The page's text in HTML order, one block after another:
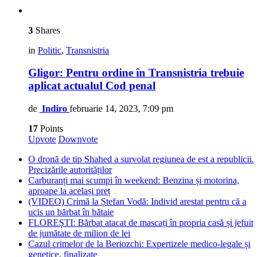
3 Shares
in Politic, Transnistria
Gligor: Pentru ordine în Transnistria trebuie
aplicat actualul Cod penal
de Indiro februarie 14, 2023, 7:09 pm
17 Points
Upvote Downvote
O dronă de tip Shahed a survolat regiunea de est a republicii.
Precizările autorităților
Carburanți mai scumpi în weekend: Benzina și motorina,
aproape la același preț
(VIDEO) Crimă la Ștefan Vodă: Individ arestat pentru că a
ucis un bărbat în bătaie
FLOREȘTI: Bărbat atacat de mascați în propria casă și jefuit
de jumătate de milion de lei
Cazul crimelor de la Beriozchi: Expertizele medico-legale și
genetice, finalizate